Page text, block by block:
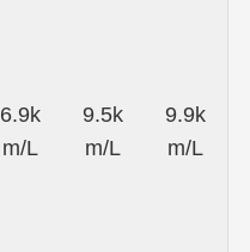
6.9k
m/L
9.5k
m/L
9.9k
m/L